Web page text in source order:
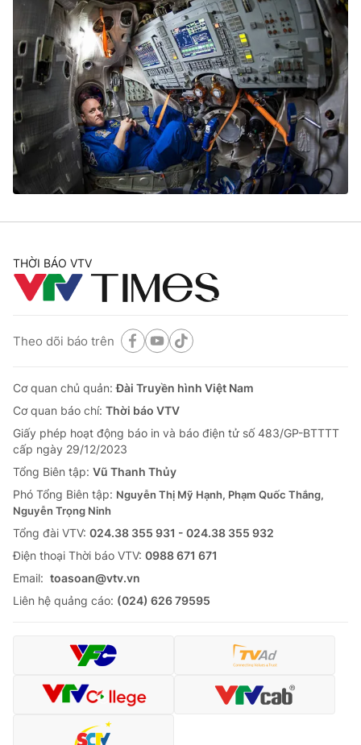
THỜI BÁO VTV
Theo dõi báo trên
Cơ quan chủ quản:Đài Truyền hình Việt Nam
Cơ quan báo chí: Thời báo VTV
Giấy phép hoạt động báo in và báo điện tử số 483/GP-BTTTT
cấp ngày 29/12/2023
Tổng Biên tập: Vũ Thanh Thủy
Phó Tổng Biên tập: Nguyễn Thị Mỹ Hạnh, Phạm Quốc Thắng,
Nguyễn Trọng Ninh
Tổng đài VTV: 024.38 355 931 - 024.38 355 932
Ðiện thoại Thời báo VTV: 0988 671 671
Email: toasoan@vtv.vn
Liên hệ quảng cáo: (024) 626 79595